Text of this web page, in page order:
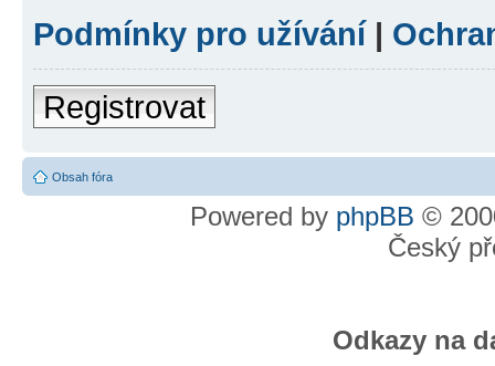
Podmínky pro užívání|
Registrovat
Obsah fóra
Powered by phpBB ©
Český
Odkazy na